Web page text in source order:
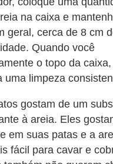
na caixa e
geral, cerca de 8 cm
Quando você
o topo da
uma limpeza
gostam de um
à areia. Eles
em suas patas e a
fácil para cavar e